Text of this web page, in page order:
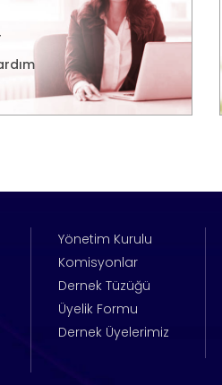
Yönetim Kurulu
Komisyonlar
Dernek Tüzüğü
Üyelik Formu
Dernek Üyelerimiz